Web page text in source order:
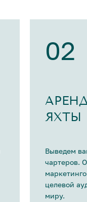
02
ЯХТЫ
Выведем
чартеров.
целевой
миру.